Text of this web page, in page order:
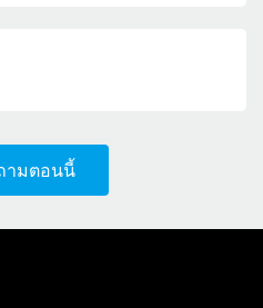
ามตอนนี้